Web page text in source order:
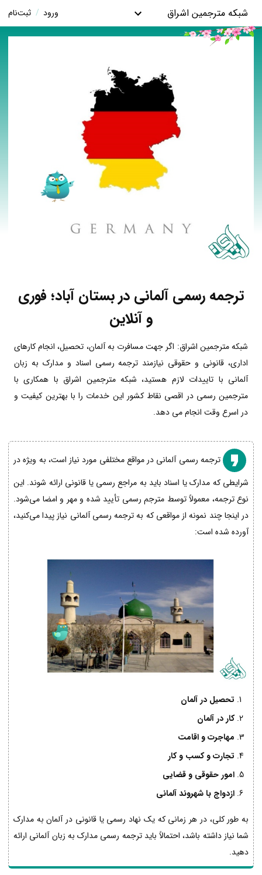
شبکه مترجمین اشراق ورود / ثبت‌نام
ترجمه رسمی آلمانی در بستان آباد؛ فوری
و آنلاین
شبکه مترجمین اشراق: اگر جهت مسافرت به آلمان، تحصیل، انجام کارهای
اداری، قانونی و حقوقی نیازمند ترجمه رسمی اسناد و مدارک به زبان
آلمانی با تاییدات لازم هستید، شبکه مترجمین اشراق با همکاری با
مترجمین رسمی در اقصی نقاط کشور این خدمات را با بهترین کیفیت و
در اسرع وقت انجام می دهد.
ترجمه رسمی آلمانی در مواقع مختلفی مورد نیاز است، به ویژه در
شرایطی که مدارک یا اسناد باید به مراجع رسمی یا قانونی ارائه شوند. این
نوع ترجمه، معمولاً توسط مترجم رسمی تأیید شده و مهر و امضا می‌شود.
در اینجا چند نمونه از مواقعی که به ترجمه رسمی آلمانی نیاز پیدا می‌کنید،
آورده شده است:
تحصیل در آلمان
کار در آلمان
مهاجرت و اقامت
تجارت و کسب و کار
امور حقوقی و قضایی
ازدواج با شهروند آلمانی
به طور کلی، در هر زمانی که یک نهاد رسمی یا قانونی در آلمان به مدارک
شما نیاز داشته باشد، احتمالاً باید ترجمه رسمی مدارک به زبان آلمانی ارائه
دهید.